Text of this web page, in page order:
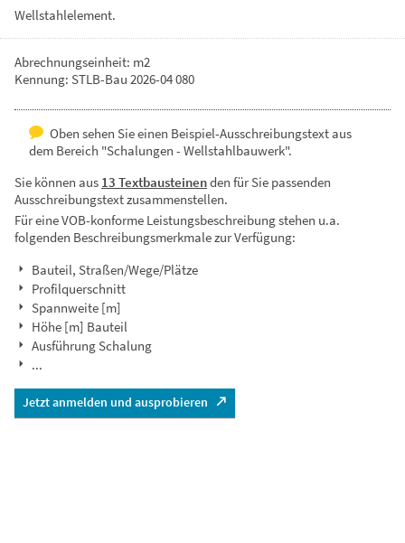
Wellstahlelement.
Abrechnungseinheit: m2
Kennung: STLB-Bau 2026-04 080
Oben sehen Sie einen Beispiel-Ausschreibungstext aus
dem Bereich "Schalungen - Wellstahlbauwerk".
Sie können aus 13 Textbausteinenden für Sie passenden
Ausschreibungstext zusammenstellen.
Für eine VOB-konforme Leistungsbeschreibung stehen u.a.
folgenden Beschreibungsmerkmale zur Verfügung:
Bauteil, Straßen/Wege/Plätze
Profilquerschnitt
Spannweite [m]
Höhe [m] Bauteil
Ausführung Schalung
...
Jetzt anmelden und ausprobieren